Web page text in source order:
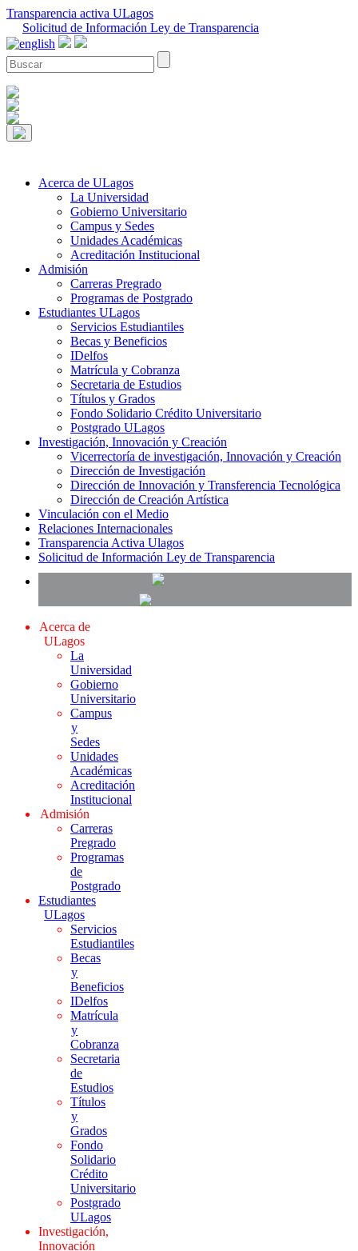
Transparencia activa ULagos
Solicitud de Información Ley de Transparencia
Acerca de ULagos
La Universidad
Gobierno Universitario
Campus y Sedes
Unidades Académicas
Acreditación Institucional
Admisión
Carreras Pregrado
Programas de Postgrado
Estudiantes ULagos
Servicios Estudiantiles
Becas y Beneficios
IDelfos
Matrícula y Cobranza
Secretaria de Estudios
Títulos y Grados
Fondo Solidario Crédito Universitario
Postgrado ULagos
Investigación, Innovación y Creación
Vicerrectoría de investigación, Innovación y Creación
Dirección de Investigación
Dirección de Innovación y Transferencia Tecnológica
Dirección de Creación Artística
Vinculación con el Medio
Relaciones Internacionales
Transparencia Activa Ulagos
Solicitud de Información Ley de Transparencia
Acerca de
ULagos
La
Universidad
Gobierno
Universitario
Campus
y
Sedes
Unidades
Académicas
Acreditación
Institucional
Admisión
Carreras
Pregrado
Programas
de
Postgrado
Estudiantes
ULagos
Servicios
Estudiantiles
Becas
y
Beneficios
IDelfos
Matrícula
y
Cobranza
Secretaria
de
Estudios
Títulos
y
Grados
Fondo
Solidario
Crédito
Universitario
Postgrado
ULagos
Investigación,
Innovación